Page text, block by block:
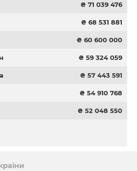
₴ 71 039 476
₴ 68 531 881
₴ 60 600 000
₴ 59 324 059
₴ 57 443 591
₴ 54 910 768
₴ 52 048 550